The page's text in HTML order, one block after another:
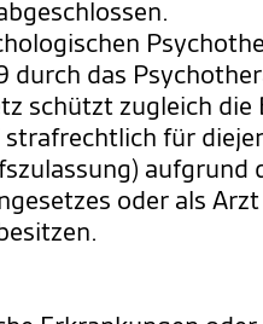
durch das
schützt zugleich
für
aufgrund
oder als